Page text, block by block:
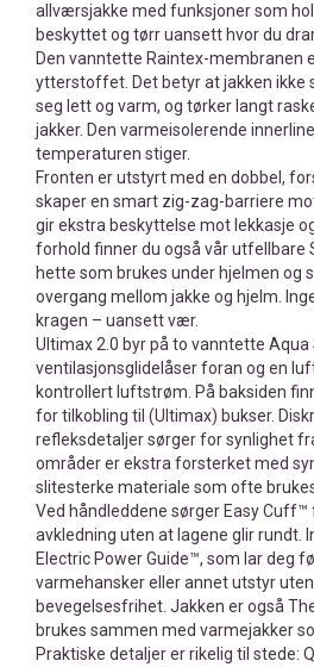
allværsjakke med funksjoner som
beskyttet og tørr uansett hvor du
Den vanntette Raintex-membranen
ytterstoffet. Det betyr at jakken ikke
seg lett og varm, og tørker langt
jakker. Den varmeisolerende
temperaturen stiger.
Fronten er utstyrt med en dobbel,
skaper en smart zig-zag-barriere
gir ekstra beskyttelse mot lekkasje
forhold finner du også vår utfellbare
hette som brukes under hjelmen og
overgang mellom jakke og hjelm.
kragen – uansett vær.
Ultimax 2.0 byr på to vanntette Aqua
ventilasjonsglidelåser foran og en
kontrollert luftstrøm. På baksiden
for tilkobling til (Ultimax) bukser.
refleksdetaljer sørger for synlighet
områder er ekstra forsterket med
slitesterke materiale som ofte
Ved håndleddene sørger Easy Cuff™
avkledning uten at lagene glir rundt.
Electric Power Guide™, som lar deg
varmehansker eller annet utstyr uten
bevegelsesfrihet. Jakken er også
brukes sammen med varmejakker
Praktiske detaljer er rikelig til stede: